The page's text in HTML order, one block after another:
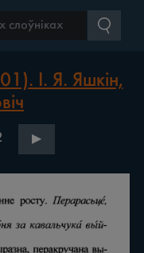
І. Я. Яшкін,
▶